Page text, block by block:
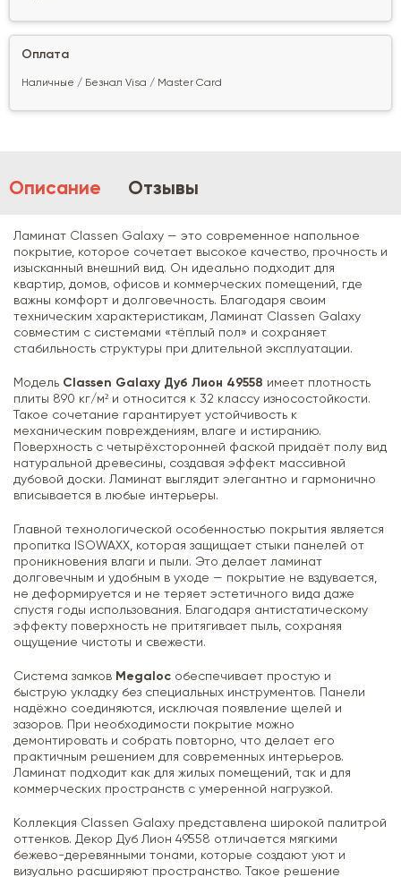
Оплата
Наличные / Безнал Visa / Master Card
Описание Отзывы
Ламинат Classen Galaxy — это современное напольное
покрытие, которое сочетает высокое качество, прочность и
изысканный внешний вид. Он идеально подходит для
квартир, домов, офисов и коммерческих помещений, где
важны комфорт и долговечность. Благодаря своим
техническим характеристикам, Ламинат Classen Galaxy
совместим с системами «тёплый пол» и сохраняет
стабильность структуры при длительной эксплуатации.
Модель Classen Galaxy Дуб Лион 49558 имеет плотность
плиты 890 кг/м² и относится к 32 классу износостойкости.
Такое сочетание гарантирует устойчивость к
механическим повреждениям, влаге и истиранию.
Поверхность с четырёхсторонней фаской придаёт полу вид
натуральной древесины, создавая эффект массивной
дубовой доски. Ламинат выглядит элегантно и гармонично
вписывается в любые интерьеры.
Главной технологической особенностью покрытия является
пропитка ISOWAXX, которая защищает стыки панелей от
проникновения влаги и пыли. Это делает ламинат
долговечным и удобным в уходе — покрытие не вздувается,
не деформируется и не теряет эстетичного вида даже
спустя годы использования. Благодаря антистатическому
эффекту поверхность не притягивает пыль, сохраняя
ощущение чистоты и свежести.
Система замков Megaloc обеспечивает простую и
быструю укладку без специальных инструментов. Панели
надёжно соединяются, исключая появление щелей и
зазоров. При необходимости покрытие можно
демонтировать и собрать повторно, что делает его
практичным решением для современных интерьеров.
Ламинат подходит как для жилых помещений, так и для
коммерческих пространств с умеренной нагрузкой.
Коллекция Classen Galaxy представлена широкой палитрой
оттенков. Декор Дуб Лион 49558 отличается мягкими
бежево-деревянными тонами, которые создают уют и
визуально расширяют пространство. Такое решение